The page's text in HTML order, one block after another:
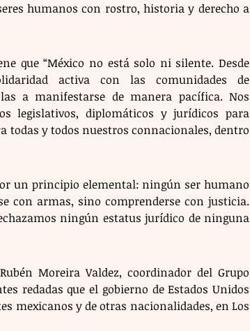
humanos con rostro, historia y derecho a
que “México no está solo ni silente. Desde
activa con las comunidades de
a manifestarse de manera pacífica. Nos
legislativos, diplomáticos y jurídicos para
todas y todos nuestros connacionales, dentro
un principio elemental: ningún ser humano
con armas, sino comprenderse con justicia.
ningún estatus jurídico de ninguna
Moreira Valdez, coordinador del Grupo
redadas que el gobierno de Estados Unidos
mexicanos y de otras nacionalidades, en Los